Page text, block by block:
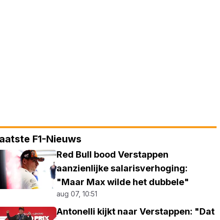
F1-Nieuws
Red Bull bood Verstappen
aanzienlijke salarisverhoging:
"Maar Max wilde het dubbele"
aug 07, 10:51
Antonelli kijkt naar Verstappen: "Dat